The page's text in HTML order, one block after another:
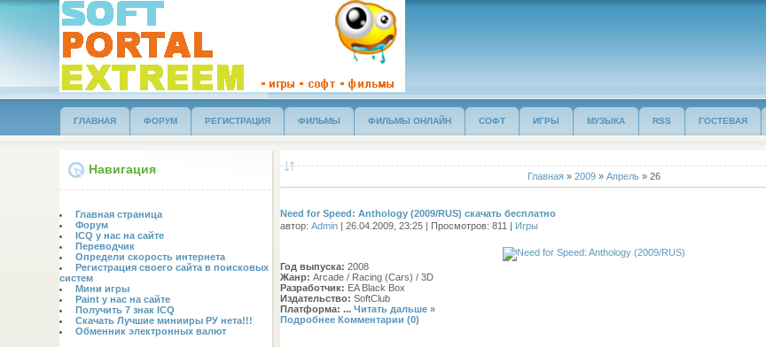
ГЛАВНАЯ ФОРУМ РЕГИСТРАЦИЯ ФИЛЬМЫ ФИЛЬМЫ ОНЛАЙН СОФТ ИГРЫ МУЗЫКА RSS ГОСТЕВАЯ
Навигация
Главная страница
Форум
ICQ у нас на сайте
Переводчик
Определи скорость интернета
Регистрация своего сайта в поисковых
систем
Мини игры
Paint у нас на сайте
Получить 7 знак ICQ
Скачать Лучшие минииры РУ нета!!!
Обменник электронных валют
Главная» 2009 » Апрель » 26
Need for Speed: Anthology (2009/RUS) скачать бесплатно
автор:Admin | 26.04.2009, 23:25 | Просмотров: 811 | Игры
Год выпуска: 2008
Жанр: Arcade / Racing (Cars) / 3D
Разработчик: EA Black Box
Издательство: SoftClub
Платформа:...Читать дальше »
Подробнее Комментарии (0)